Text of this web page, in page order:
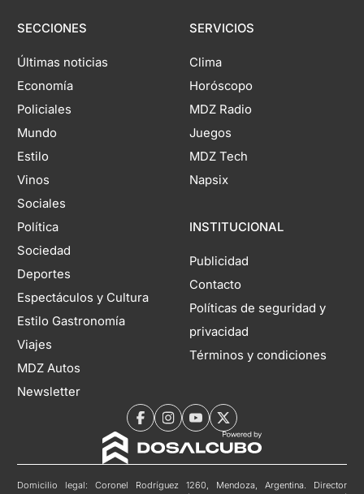
SECCIONES
Últimas noticias
Economía
Policiales
Mundo
Estilo
Vinos
Sociales
Política
Sociedad
Deportes
Espectáculos y Cultura
Estilo Gastronomía
Viajes
MDZ Autos
Newsletter
SERVICIOS
Clima
Horóscopo
MDZ Radio
Juegos
MDZ Tech
Napsix
INSTITUCIONAL
Publicidad
Contacto
Políticas de seguridad y
privacidad
Términos y condiciones
Domicilio legal: Coronel Rodríguez 1260, Mendoza, Argentina. Director